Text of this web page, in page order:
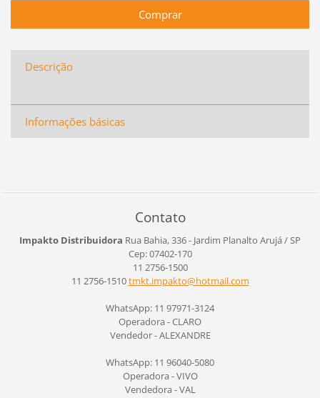
Descrição
Informações básicas
Contato
Impakto Distribuidora Rua Bahia, 336 - Jardim Planalto Arujá / SP
Cep: 07402-170
11 2756-1500
11 2756-1510tmkt.impakto@hotmail.com
WhatsApp: 11 97971-3124
Operadora - CLARO
Vendedor - ALEXANDRE
WhatsApp: 11 96040-5080
Operadora - VIVO
Vendedora - VAL